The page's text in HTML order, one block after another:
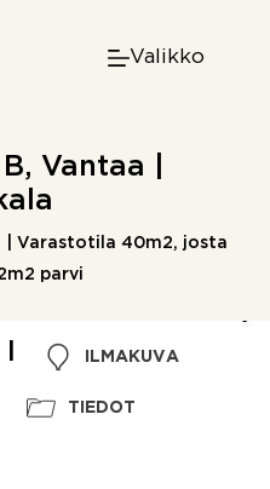
Valikko
Vantaa |
| Varastotila 40m2, josta
parvi
ILMAKUVA
TIEDOT